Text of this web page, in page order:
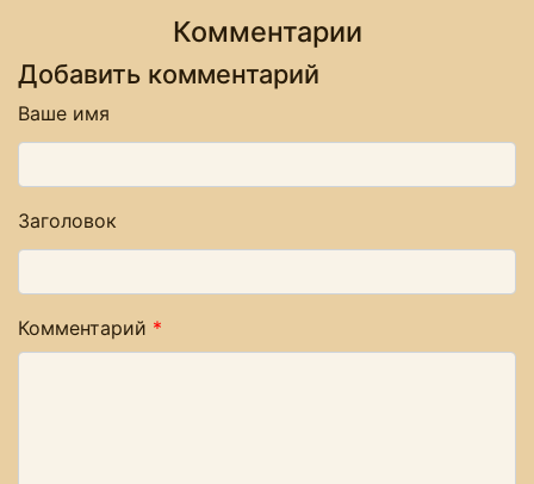
Комментарии
Добавить комментарий
Ваше имя
Заголовок
Комментарий *